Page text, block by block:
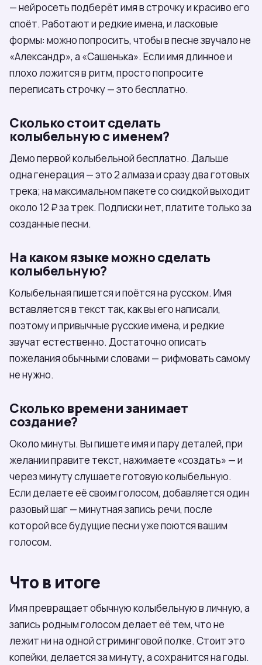
— нейросеть подберёт имя в строчку и красиво его
споёт. Работают и редкие имена, и ласковые
формы: можно попросить, чтобы в песне звучало не
«Александр», а «Сашенька». Если имя длинное и
плохо ложится в ритм, просто попросите
переписать строчку — это бесплатно.
Сколько стоит сделать
колыбельную с именем?
Демо первой колыбельной бесплатно. Дальше
одна генерация — это 2 алмаза и сразу два готовых
трека; на максимальном пакете со скидкой выходит
около 12 ₽ за трек. Подписки нет, платите только за
созданные песни.
На каком языке можно сделать
колыбельную?
Колыбельная пишется и поётся на русском. Имя
вставляется в текст так, как вы его написали,
поэтому и привычные русские имена, и редкие
звучат естественно. Достаточно описать
пожелания обычными словами — рифмовать самому
не нужно.
Сколько времени занимает
создание?
Около минуты. Вы пишете имя и пару деталей, при
желании правите текст, нажимаете «создать» — и
через минуту слушаете готовую колыбельную.
Если делаете её своим голосом, добавляется один
разовый шаг — минутная запись речи, после
которой все будущие песни уже поются вашим
голосом.
Что в итоге
Имя превращает обычную колыбельную в личную, а
запись родным голосом делает её тем, что не
лежит ни на одной стриминговой полке. Стоит это
копейки, делается за минуту, а сохранится на годы.